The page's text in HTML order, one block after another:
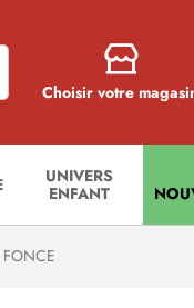
Choisir votre
UNIVERS
ENFANT
FONCE